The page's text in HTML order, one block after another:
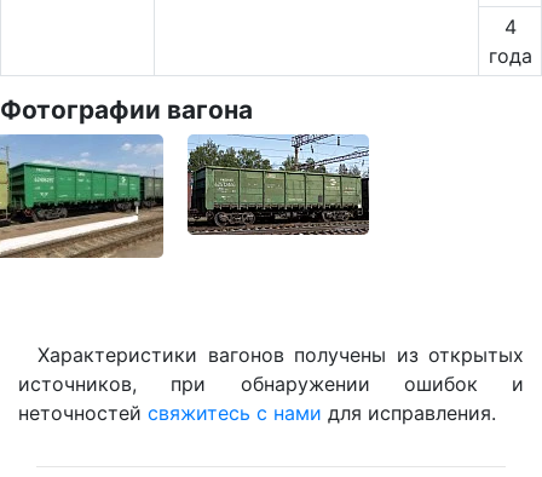
4
года
Фотографии вагона
Характеристики вагонов получены из открытых
источников, при обнаружении ошибок и
неточностей свяжитесь с нами для исправления.